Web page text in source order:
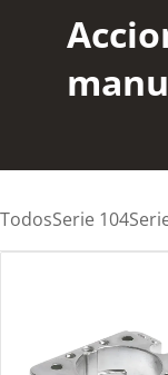
TodosSerie 104